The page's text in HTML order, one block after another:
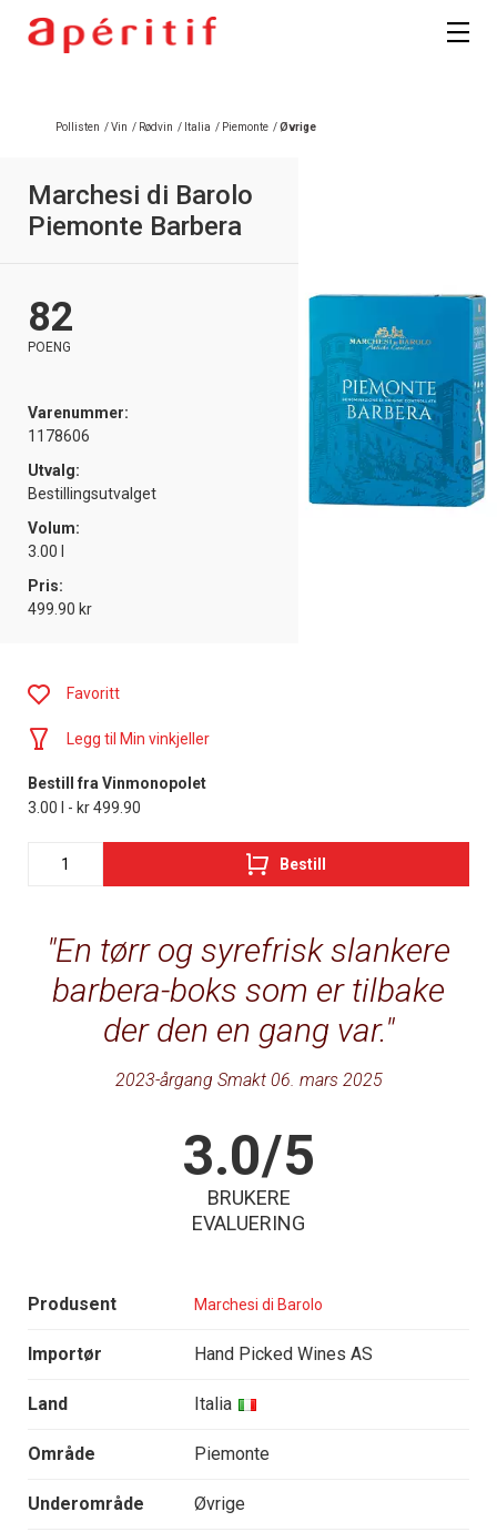
tilsendt.
Pollisten /Vin / Rødvin / Italia / Piemonte /Øvrige
Marchesi di Barolo
Piemonte Barbera
82
POENG
Varenummer:
1178606
Utvalg:
Bestillingsutvalget
Volum:
3.00 l
Pris:
499.90 kr
En tørr og syrefrisk slankere
barbera-boks som er tilbake
der den en gang var.
2023-årgang Smakt 06. mars 2025
3.0/5
BRUKERE
EVALUERING
Produsent Marchesi di Barolo
Importør Hand Picked Wines AS
Land Italia
Område Piemonte
Underområde Øvrige
Favoritt
Legg til Min vinkjeller
Bestill fra Vinmonopolet
3.00 l - kr 499.90
Bestill